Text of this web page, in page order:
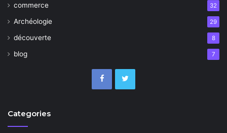
commerce 32
Archéologie 29
découverte 8
blog 7
Categories